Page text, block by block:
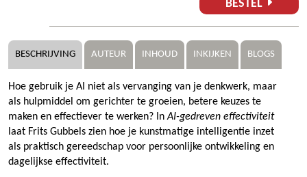
BESTEL
BESCHRIJVING AUTEUR INHOUD INKIJKEN BLOGS
Hoe gebruik je AI niet als vervanging van je denkwerk, maar
als hulpmiddel om gerichter te groeien, betere keuzes te
maken en effectiever te werken? InAI-gedreven effectiviteit
laat Frits Gubbels zien hoe je kunstmatige intelligentie inzet
als praktisch gereedschap voor persoonlijke ontwikkeling en
dagelijkse effectiviteit.